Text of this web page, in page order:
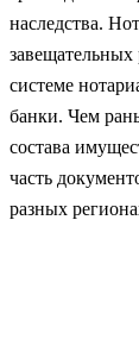
наследства.
системе
банки. Чем
состава
часть
разных